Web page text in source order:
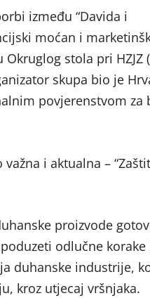
između “Davida i
moćan i
stola pri HZJZ (
skupa bio je
povjerenstvom za
i aktualna –
proizvode
odlučne korake
duhanske industrije,
kroz utjecaj vršnjaka.